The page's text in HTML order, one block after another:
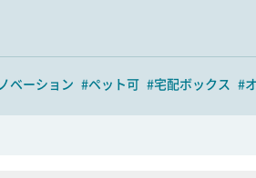
ベーション #ペット可 #宅配ボックス #